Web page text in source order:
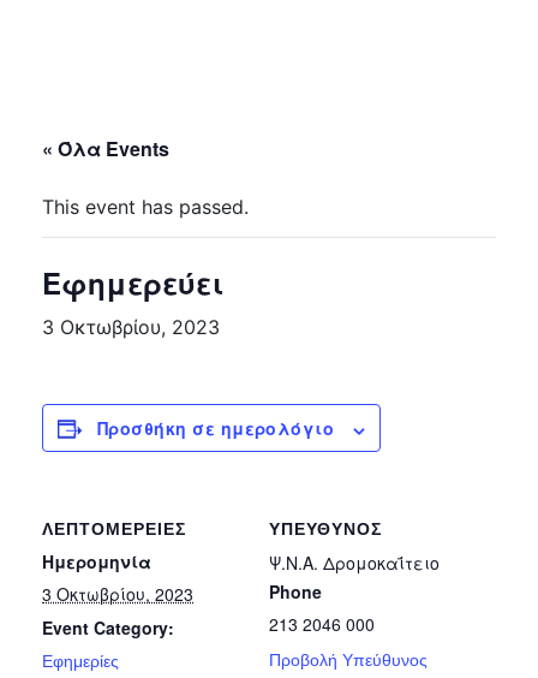
« Όλα Events
This event has passed.
Εφημερεύει
3 Οκτωβρίου, 2023
Προσθήκη σε ημερολόγιο
ΛΕΠΤΟΜΈΡΕΙΕΣ
Ημερομηνία
3 Οκτωβρίου, 2023
Event Category:
Εφημερίες
ΥΠΕΎΘΥΝΟΣ
Ψ.Ν.Α. Δρομοκαΐτειο
Phone
213 2046 000
Προβολή Υπεύθυνος